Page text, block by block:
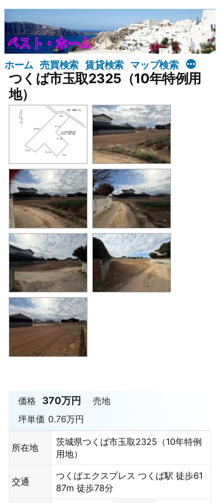
コ
ン
ン
ツホーム 売買検索 賃貸検索 マップ検索
つくば市玉取2325（10年特例用
地）
価格 370万円
売地
坪単価 0.76万円
所在地
茨城県つくば市玉取2325（10年特例
用地）
交通
つくばエクスプレス つくば駅 徒歩61
87m 徒歩78分